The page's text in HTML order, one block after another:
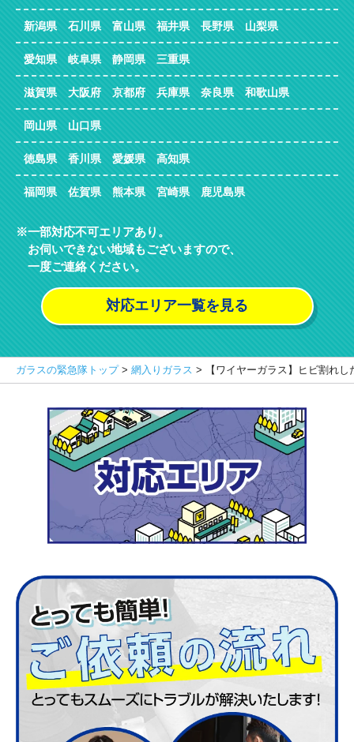
新潟県 石川県 富山県 福井県 長野県 山梨県
愛知県 岐阜県 静岡県 三重県
滋賀県 大阪府 京都府 兵庫県 奈良県 和歌山県
岡山県 山口県
徳島県 香川県 愛媛県 高知県
福岡県 佐賀県 熊本県 宮崎県 鹿児島県
一部対応不可エリアあり。
お伺いできない地域もございますので、
一度ご連絡ください。
対応エリア一覧を見る
ガラスの緊急隊トップ> 網入りガラス > 【ワイヤーガラス】ヒビ割れ